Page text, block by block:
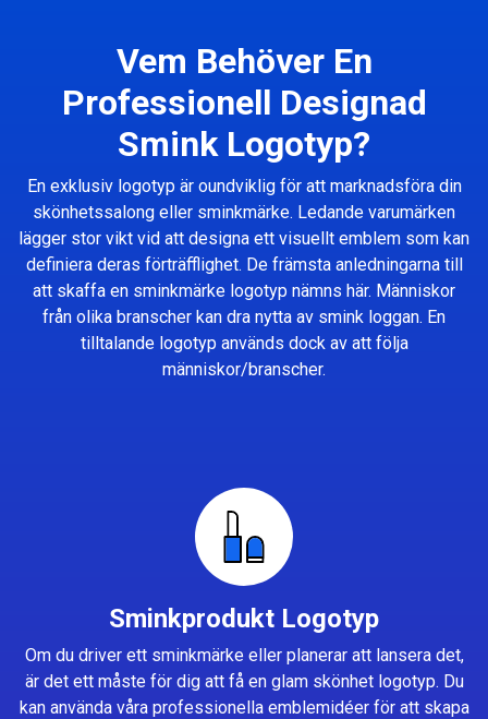
Vem Behöver En
Professionell Designad
Smink Logotyp?
En exklusiv logotyp är oundviklig för att marknadsföra din
skönhetssalong eller sminkmärke. Ledande varumärken
lägger stor vikt vid att designa ett visuellt emblem som kan
definiera deras förträfflighet. De främsta anledningarna till
att skaffa en sminkmärke logotyp nämns här. Människor
från olika branscher kan dra nytta av smink loggan. En
tilltalande logotyp används dock av att följa
människor/branscher.
Sminkprodukt Logotyp
Om du driver ett sminkmärke eller planerar att lansera det,
är det ett måste för dig att få en glam skönhet logotyp. Du
kan använda våra professionella emblemidéer för att skapa